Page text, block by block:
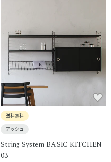
送料無料
アッシュ
String System BASIC KITCHEN
03